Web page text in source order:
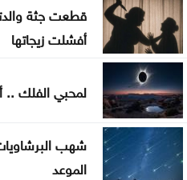
وداعا لعسر الهضم .. طرق
الراحة
هل تأكل البطيخ مع الخبز؟
لجسمك
قطعت جثة
أفشلت زيجاتها
لمحبي الفلك ..
شهب
الموعد